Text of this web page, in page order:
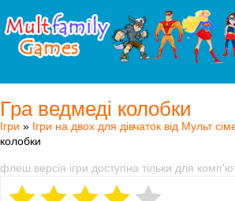
Гра ведмеді колобки
Ігри » Ігри на двох для дівчаток від Мульт
колобки
флеш версія ігри доступна тільки для